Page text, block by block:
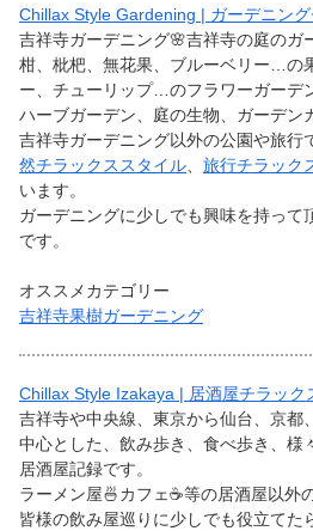
Chillax Style Gardening | ガーデニン
吉祥寺ガーデニング🌸吉祥寺の庭のガ
柑、枇杷、無花果、ブルーベリー…の
ー、チューリップ…のフラワーガーデ
ハーブガーデン、庭の生物、ガーデン
吉祥寺ガーデニング以外の公園や旅行
然チラックススタイル
旅行チラック
います。
ガーデニングに少しでも興味を持って
です。
オススメカテゴリー
吉祥寺果樹ガーデニング
Chillax Style Izakaya | 居酒屋チラック
吉祥寺や中央線、東京から仙台、京都
中心とした、飲み歩き、食べ歩き、様
居酒屋記録です。
ラーメン屋🍜カフェ☕等の居酒屋以外
皆様の飲み屋巡りに少しでも役立てた